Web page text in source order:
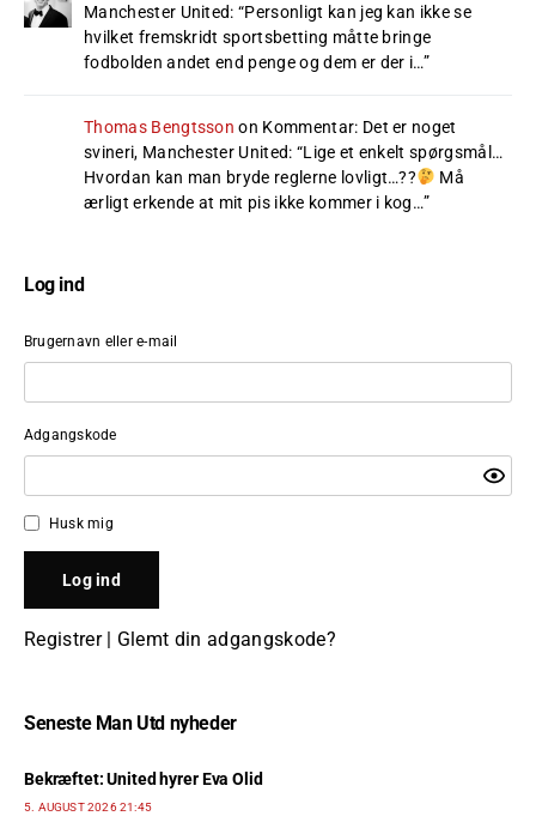
Manchester United: “Personligt kan jeg kan ikke se
hvilket fremskridt sportsbetting måtte bringe
fodbolden andet end penge og dem er der i…”
Thomas Bengtsson on Kommentar: Det er noget
svineri, Manchester United: “Lige et enkelt spørgsmål…
Hvordan kan man bryde reglerne lovligt…??
Må
ærligt erkende at mit pis ikke kommer i kog…”
Log ind
Brugernavn eller e-mail
Adgangskode
Husk mig
Registrer| Glemt din adgangskode?
Seneste Man Utd nyheder
Bekræftet: United hyrer Eva Olid
5. AUGUST 2026 21:45